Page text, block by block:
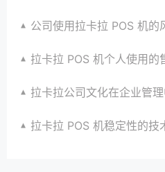
公司使用拉卡拉 POS 机的
拉卡拉 POS 机个人使用的
拉卡拉公司文化在企业管
拉卡拉 POS 机稳定性的技